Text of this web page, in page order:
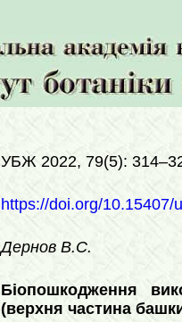
УБЖ 2022, 79(5):
https://doi.org/10.15407/
Дернов В.С.
Біопошкодження
(верхня частина